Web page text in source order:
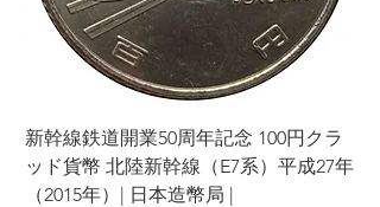
新幹線鉄道開業50周年記念 100円クラ
ッド貨幣 北陸新幹線（E7系）平成27年
（2015年）| 日本造幣局 |